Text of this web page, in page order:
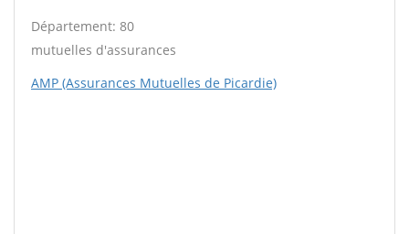
Département: 80
mutuelles d'assurances
AMP (Assurances Mutuelles de Picardie)